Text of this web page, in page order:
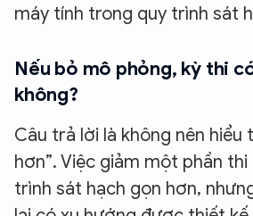
máy tính trong quy trình sát
Nếu bỏ mô phỏng, kỳ thi
không?
Câu trả lời là không nên hiểu
hơn”. Việc giảm một phần
trình sát hạch gọn hơn,